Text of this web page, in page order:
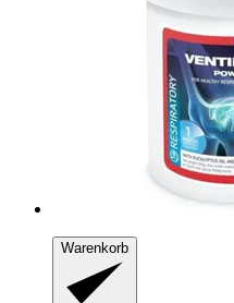
Warenkorb